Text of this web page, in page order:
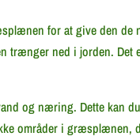
for at give den de
trænger ned i jorden. Det
og næring. Dette kan
områder i græsplænen,